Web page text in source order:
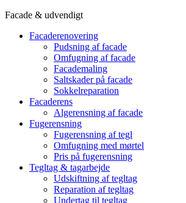
Facade & udvendigt
Facaderenovering
Pudsning af facade
Omfugning af facade
Facademaling
Saltskader på facade
Sokkelreparation
Facaderens
Algerensning af facade
Fugerensning
Fugerensning af tegl
Omfugning med mørtel
Pris på fugerensning
Tegltag & tagarbejde
Udskiftning af tegltag
Reparation af tegltag
Undertag til tegltag